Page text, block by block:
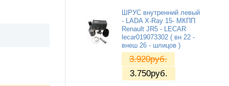
ШРУС внутренний левый
- LADA X-Ray 15- МКПП
Renault JR5 - LECAR
lecar019073302 ( вн 22 -
внеш 26 - шлицов )
3.920руб.
3.750руб.